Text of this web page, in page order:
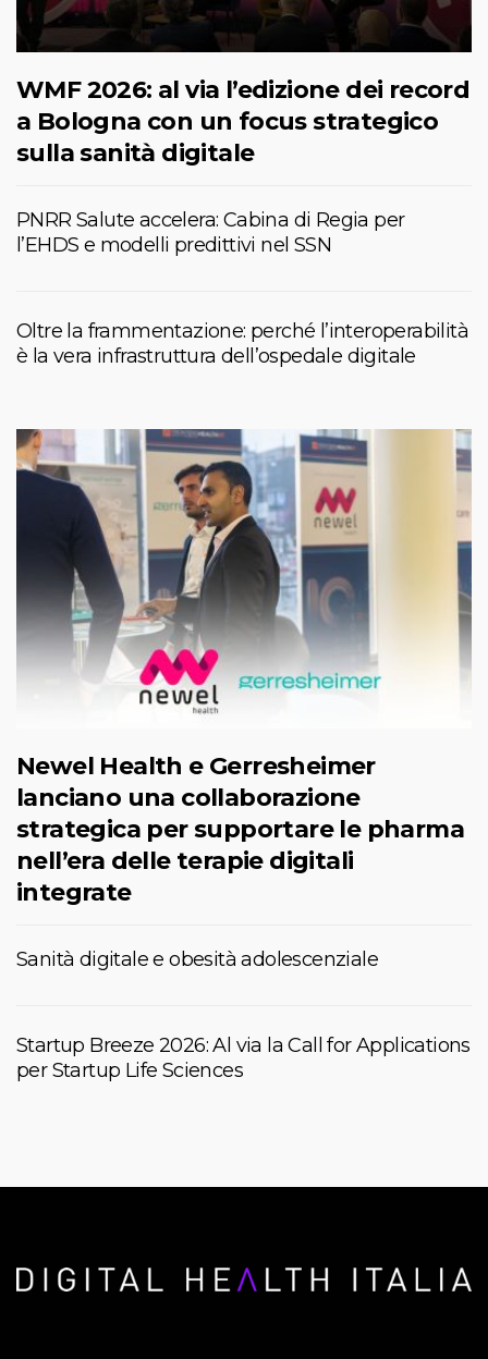
WMF 2026: al via l’edizione dei record
a Bologna con un focus strategico
sulla sanità digitale
PNRR Salute accelera: Cabina di Regia per
l’EHDS e modelli predittivi nel SSN
Oltre la frammentazione: perché l’interoperabilità
è la vera infrastruttura dell’ospedale digitale
Newel Health e Gerresheimer
lanciano una collaborazione
strategica per supportare le pharma
nell’era delle terapie digitali
integrate
Sanità digitale e obesità adolescenziale
Startup Breeze 2026: Al via la Call for Applications
per Startup Life Sciences